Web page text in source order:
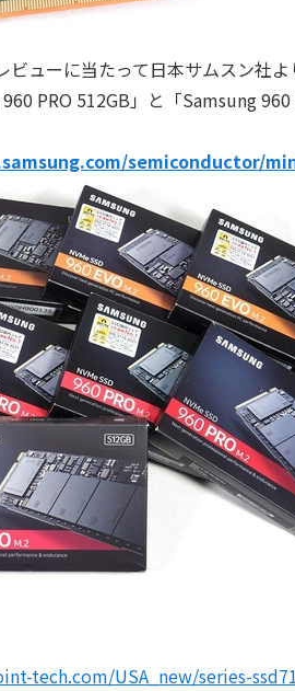
ビューに当たって日本サムスン社
PRO 512GB」と「Samsung
semiconductor/
tech.com/USA_new/series-